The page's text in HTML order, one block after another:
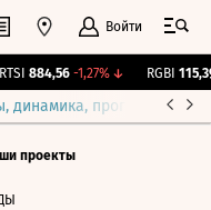
Войти
RTSI 884,56 -1,27%↓ RGBI 115,39
динамика, прогнозы
проекты